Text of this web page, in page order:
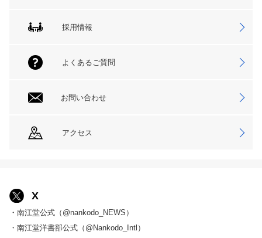
採用情報
よくあるご質問
お問い合わせ
アクセス
X
・南江堂公式（@nankodo_NEWS）
・南江堂洋書部公式（@Nankodo_Intl）